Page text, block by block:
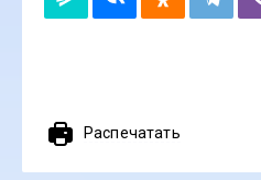
Распечатать